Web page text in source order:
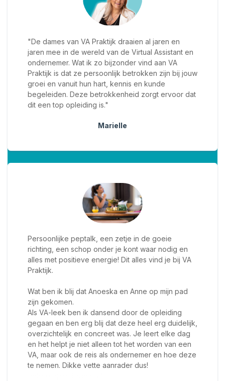
"De dames van VA Praktijk draaien al jaren en
jaren mee in de wereld van de Virtual Assistant en
ondernemer. Wat ik zo bijzonder vind aan VA
Praktijk is dat ze persoonlijk betrokken zijn bij jouw
groei en vanuit hun hart, kennis en kunde
begeleiden. Deze betrokkenheid zorgt ervoor dat
dit een top opleiding is."
Marielle
Persoonlijke peptalk, een zetje in de goeie
richting, een schop onder je kont waar nodig en
alles met positieve energie! Dit alles vind je bij VA
Praktijk.
Wat ben ik blij dat Anoeska en Anne op mijn pad
zijn gekomen.
Als VA-leek ben ik dansend door de opleiding
gegaan en ben erg blij dat deze heel erg duidelijk,
overzichtelijk en concreet was. Je leert elke dag
en het helpt je niet alleen tot het worden van een
VA, maar ook de reis als ondernemer en hoe deze
te nemen. Dikke vette aanrader dus!